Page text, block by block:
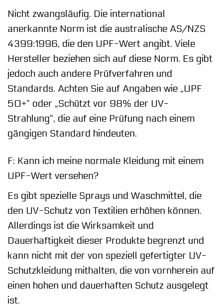
Nicht zwangsläufig. Die international
anerkannte Norm ist die australische AS/NZS
4399:1996, die den UPF-Wert angibt. Viele
Hersteller beziehen sich auf diese Norm. Es gibt
jedoch auch andere Prüfverfahren und
Standards. Achten Sie auf Angaben wie „UPF
50+“ oder „Schützt vor 98% der UV-
Strahlung“, die auf eine Prüfung nach einem
gängigen Standard hindeuten.
F: Kann ich meine normale Kleidung mit einem
UPF-Wert versehen?
Es gibt spezielle Sprays und Waschmittel, die
den UV-Schutz von Textilien erhöhen können.
Allerdings ist die Wirksamkeit und
Dauerhaftigkeit dieser Produkte begrenzt und
kann nicht mit der von speziell gefertigter UV-
Schutzkleidung mithalten, die von vornherein auf
einen hohen und dauerhaften Schutz ausgelegt
ist.